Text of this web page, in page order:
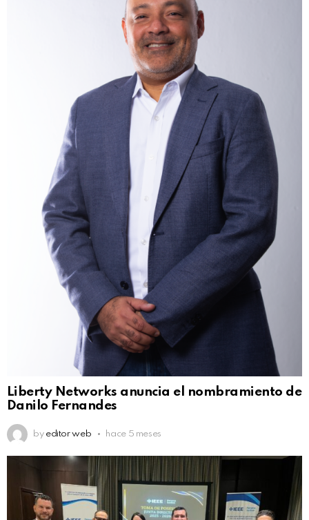
Liberty Networks anuncia el nombramiento de
Danilo Fernandes
by editor web hace 5 meses